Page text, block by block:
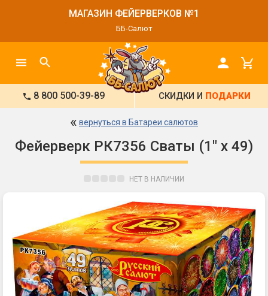
МАГАЗИН ФЕЙЕРВЕРКОВ №1
ББ-Салют
8 800 500-39-89 СКИДКИ И ПОДАРКИ
« вернуться в Батареи салютов
Фейерверк РК7356 Сваты (1" х 49)
НЕТ В НАЛИЧИИ